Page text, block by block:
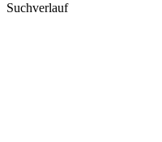
Suchverlauf